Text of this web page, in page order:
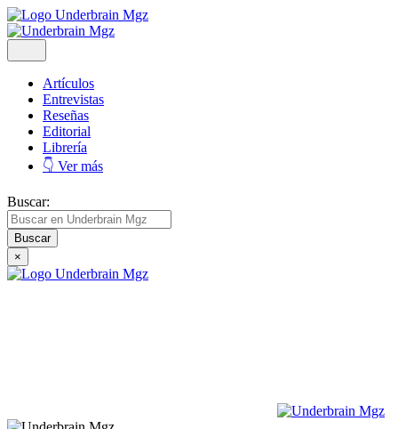
Artículos
Entrevistas
Reseñas
Editorial
Librería
👇 Ver más
Buscar:
×